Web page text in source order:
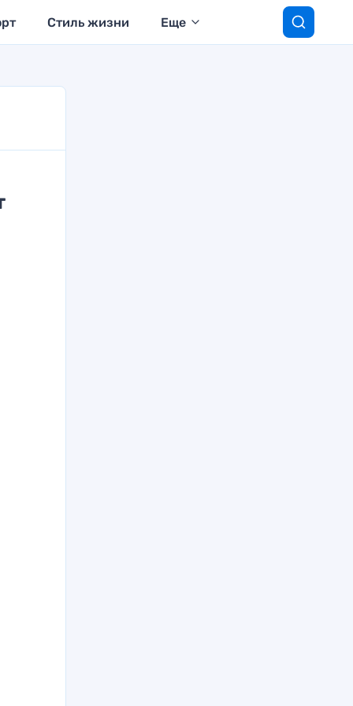
Стиль жизни Еще